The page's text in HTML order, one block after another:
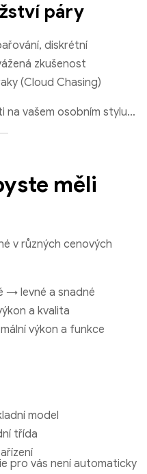
páry
diskrétní
zkušenost
(Cloud Chasing)
na vašem osobním stylu
měli
v různých cenových
→ levné a snadné
a kvalita
výkon a funkce
model
třída
pro vás není automaticky